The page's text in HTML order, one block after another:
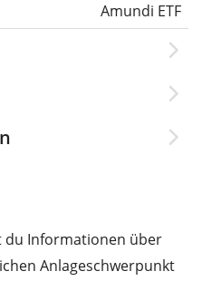
Amundi ETF
du Informationen über
Anlageschwerpunkt